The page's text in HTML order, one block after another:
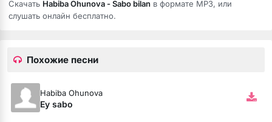
Скачать Habiba Ohunova - Sabo bilan в формате MP3, или
слушать онлайн бесплатно.
Похожие песни
Habiba Ohunova
Ey sabo